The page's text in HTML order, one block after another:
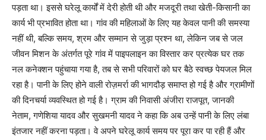
पड़ता था। इससे घरेलू कार्यों में देरी होती थी और मजदूरी तथा खेती-किसानी का
कार्य भी प्रभावित होता था। गांव की महिलाओं के लिए यह केवल पानी की समस्या
नहीं थी, बल्कि समय, श्रम और सम्मान से जुड़ा प्रश्न था, लेकिन जब से जल
जीवन मिशन के अंतर्गत पूरे गांव में पाइपलाइन का विस्तार कर प्रत्येक घर तक
नल कनेक्शन पहुंचाया गया है, तब से सभी परिवारों को घर बैठे स्वच्छ पेयजल मिल
रहा है। पानी के लिए होने वाली रोज़मर्रा की भागदौड़ समाप्त हो गई है और ग्रामीणों
की दिनचर्या व्यवस्थित हो गई है। ग्राम की निवासी अंजीरा राजपूत, जानकी
नेताम, गणेशिया यादव और सुखमनी यादव ने कहा कि अब उन्हें पानी के लिए लंबा
इंतजार नहीं करना पड़ता। वे अपने घरेलू कार्य समय पर पूरा कर पा रही हैं और